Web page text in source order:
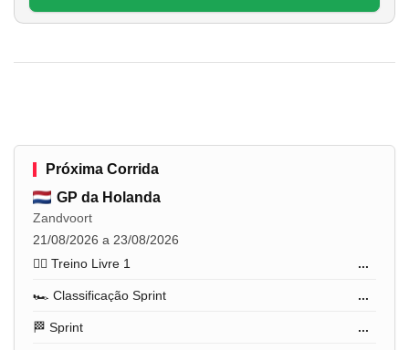
Próxima Corrida
GP da Holanda
Zandvoort
21/08/2026 a 23/08/2026
🏋️‍♂️ Treino Livre 1
...
🏎️ Classificação Sprint ...
🏁 Sprint ...